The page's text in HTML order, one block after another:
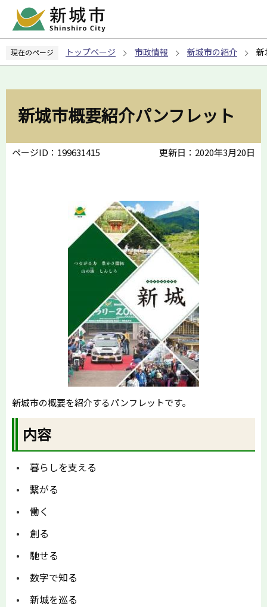
ペ
の
現在のページ トップページ 市政情報 新城市の紹介 新
新城市概要紹介パンフレット
ページID：199631415 更新日：2020年3月20日
新城市の概要を紹介するパンフレットです。
内容
暮らしを支える
繋がる
働く
創る
馳せる
数字で知る
新城を巡る